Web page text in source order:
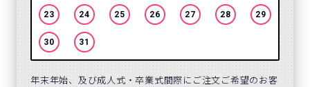
23 24 25 26 27 28 29
30 31
27
年末年始、及び成人式・卒業式間際にご注文ご希望のお客